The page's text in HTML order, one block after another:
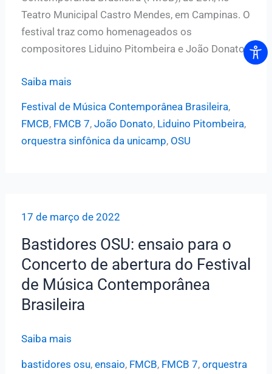
Teatro Municipal Castro Mendes, em Campinas. O
festival traz como homenageados os
compositores Liduino Pitombeira e João Donato.
Sinfônica
realiza
hoje
do
de
Música
Contemporânea
Brasileira
Saiba mais
Festival de Música Contemporânea Brasileira,
FMCB, FMCB 7, João Donato, Liduino Pitombeira,
orquestra sinfônica da unicamp, OSU
17 de março de 2022
Bastidores OSU: ensaio para o
Concerto de abertura do Festival
de Música Contemporânea
Brasileira
Bastidores
Saiba mais
bastidores osu, ensaio, FMCB, FMCB 7, orquestra